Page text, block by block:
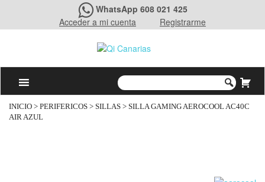
WhatsApp 608 021 425
Acceder a mi cuenta
Registrarme
INICIO > PERIFERICOS > SILLAS > SILLA GAMING AEROCOOL AC40C
AIR AZUL